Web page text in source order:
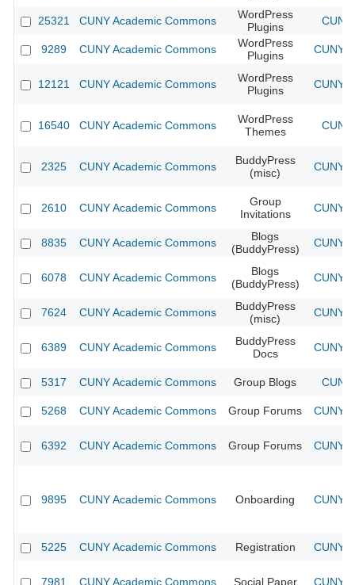
25321 CUNY Academic Commons
WordPress
Plugins
9289 CUNY Academic Commons
WordPress
Plugins
CUNY
12121 CUNY Academic Commons
WordPress
Plugins
CUNY
16540 CUNY Academic Commons
WordPress
Themes
2325 CUNY Academic Commons
BuddyPress
(misc)
CUNY
2610 CUNY Academic Commons
Group
Invitations
CUNY
8835 CUNY Academic Commons
Blogs
(BuddyPress)
CUNY
6078 CUNY Academic Commons
Blogs
(BuddyPress)
CUNY
7624 CUNY Academic Commons
BuddyPress
(misc)
CUNY
6389 CUNY Academic Commons
BuddyPress
Docs
CUNY
5317 CUNY Academic Commons Group Blogs
5268 CUNY Academic Commons Group Forums CUNY
6392 CUNY Academic Commons Group Forums CUNY
9895 CUNY Academic Commons Onboarding CUNY
5225 CUNY Academic Commons Registration CUNY
7981 CUNY Academic Commons Social Paper CUNY